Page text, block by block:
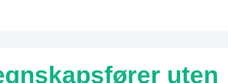
uten